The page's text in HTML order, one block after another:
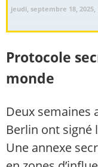
jeudi, septembre 18, 2025,
Protocole
monde
Deux semaines
Berlin ont signé
Une annexe